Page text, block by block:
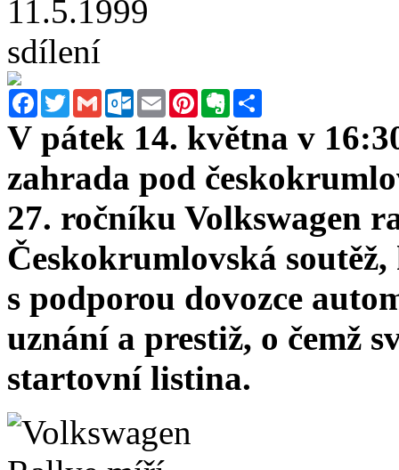
11.5.1999
sdílení
FacebookTwitterGmail Outlook.com
Email PinterestEvernote
V pátek 14. května v
zahrada pod
27. ročníku Volkswagen
Českokrumlovská
s podporou dovozce
uznání a prestiž, o čemž
startovní listina.